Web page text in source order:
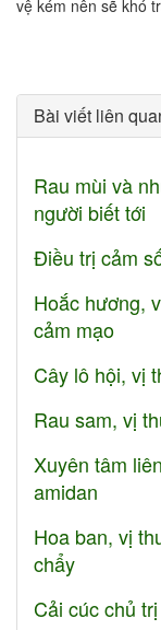
vệ kém nên sẽ khó
Bài viết liên
Rau mùi và
người biết tới
Điều trị cảm
Hoắc hương,
cảm mạo
Cây lô hội, vị
Rau sam, vị
Xuyên tâm
amidan
Hoa ban, vị
chẩy
Cải cúc chủ